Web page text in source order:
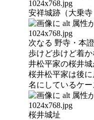
安祥城跡（大乗寺
次なる 野寺・本
歩けど歩けど着
井松平家の桜井城
桜井松平家は後
名にしているケー
桜井城址